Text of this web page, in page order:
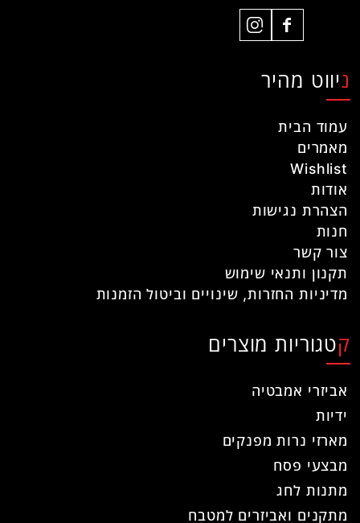
ניווט מהיר
עמוד הבית
מאמרים
Wishlist
אודות
הצהרת נגישות
חנות
צור קשר
תקנון ותנאי שימוש
מדיניות החזרות, שינויים וביטול הזמנות
קטגוריות מוצרים
אביזרי אמבטיה
ידיות
מארזי נרות מפנקים
מבצעי פסח
מתנות לחג
מתקנים ואביזרים למטבח